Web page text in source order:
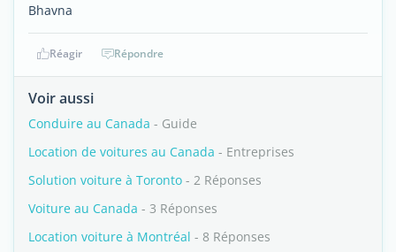
Bhavna
Réagir Répondre
Voir aussi
Conduire au Canada - Guide
Location de voitures au Canada - Entreprises
Solution voiture à Toronto - 2 Réponses
Voiture au Canada - 3 Réponses
Location voiture à Montréal - 8 Réponses